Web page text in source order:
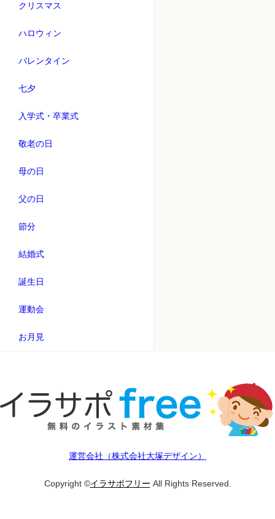
クリスマス
ハロウィン
バレンタイン
七夕
入学式・卒業式
敬老の日
母の日
父の日
節分
結婚式
誕生日
運動会
お月見
運営会社（株式会社大塚デザイン）
Copyright ©イラサポフリー All Rights Reserved.